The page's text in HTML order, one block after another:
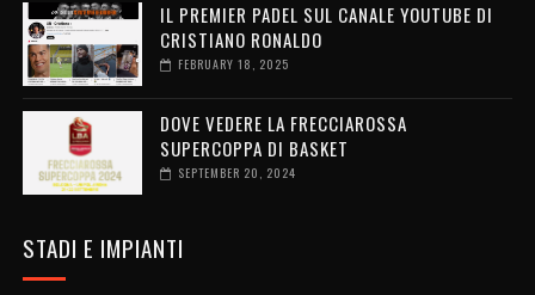
IL PREMIER PADEL SUL CANALE YOUTUBE DI
CRISTIANO RONALDO
FEBRUARY 18, 2025
DOVE VEDERE LA FRECCIAROSSA
SUPERCOPPA DI BASKET
SEPTEMBER 20, 2024
STADI E IMPIANTI